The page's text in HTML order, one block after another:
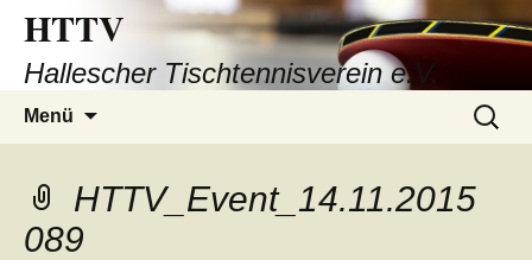
HTTV
Hallescher Tischtennisverein e.V.
Menü
Suchen
nach:
HTTV_Event_14.11.2015
089